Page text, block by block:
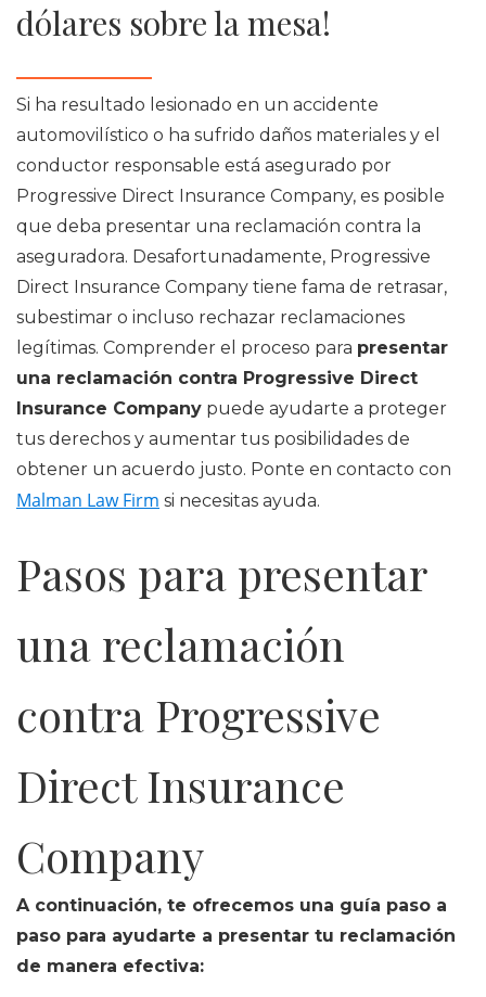
dólares sobre la mesa!
Si ha resultado lesionado en un accidente
automovilístico o ha sufrido daños materiales y el
conductor responsable está asegurado por
Progressive Direct Insurance Company, es posible
que deba presentar una reclamación contra la
aseguradora. Desafortunadamente, Progressive
Direct Insurance Company tiene fama de retrasar,
subestimar o incluso rechazar reclamaciones
legítimas. Comprender el proceso para presentar
una reclamación contra Progressive Direct
Insurance Company puede ayudarte a proteger
tus derechos y aumentar tus posibilidades de
obtener un acuerdo justo. Ponte en contacto con
Malman Law Firm si necesitas ayuda.
Pasos para presentar
una reclamación
contra Progressive
Direct Insurance
Company
A continuación, te ofrecemos una guía paso a
paso para ayudarte a presentar tu reclamación
de manera efectiva: